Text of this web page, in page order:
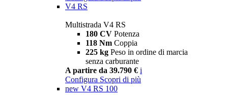
V4 RS
Multistrada V4 RS
180 CV Potenza
118 Nm Coppia
225 kg Peso in ordine di marcia
senza carburante
A partire da 39.790 € i
Configura Scopri di più
new V4 RS 100